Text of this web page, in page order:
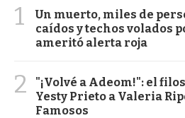
1
Un muerto, miles de
caídos y techos volados
ameritó alerta roja
2
"¡Volvé a Adeom!": el
Yesty Prieto a Valeria
Famosos